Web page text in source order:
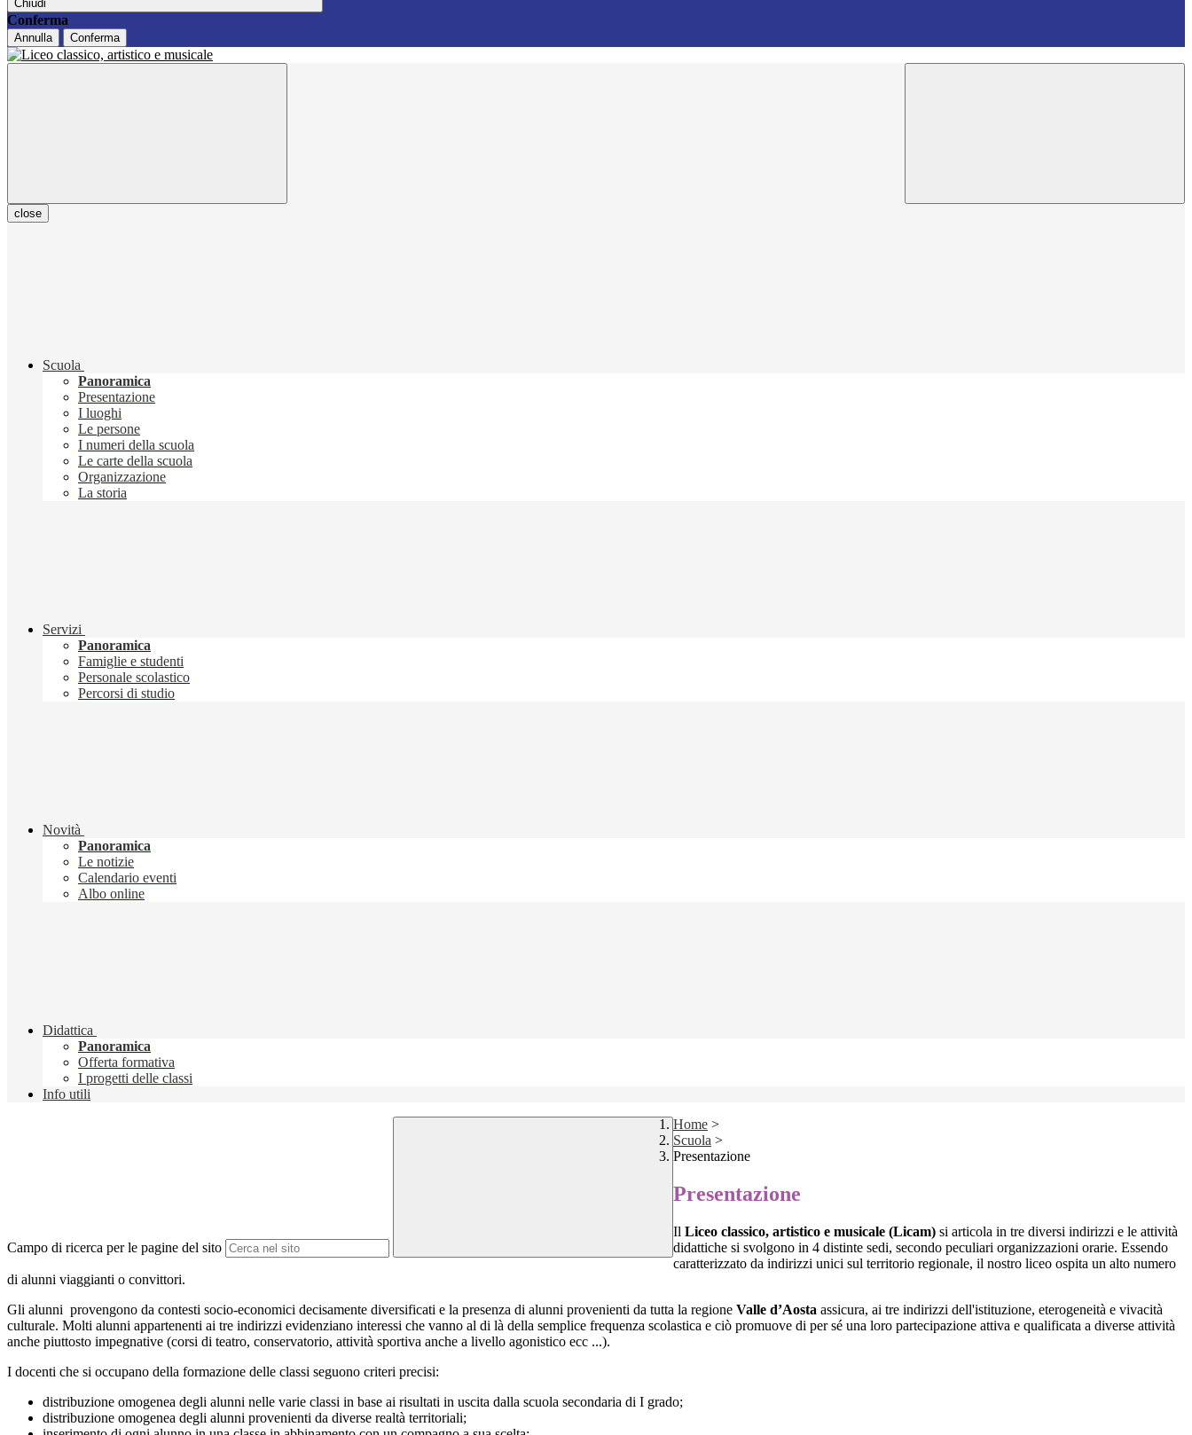
Chiudi
Conferma
Annulla Conferma
close
Scuola
Panoramica
Presentazione
I luoghi
Le persone
I numeri della scuola
Le carte della scuola
Organizzazione
La storia
Servizi
Panoramica
Famiglie e studenti
Personale scolastico
Percorsi di studio
Novità
Panoramica
Le notizie
Calendario eventi
Albo online
Didattica
Panoramica
Offerta formativa
I progetti delle classi
Info utili
Campo di ricerca per le pagine del sito
Home >
Scuola >
Presentazione
Presentazione
Il Liceo classico, artistico e musicale (Licam) si articola in tre diversi indirizzi e le attività
didattiche si svolgono in 4 distinte sedi, secondo peculiari organizzazioni orarie. Essendo
caratterizzato da indirizzi unici sul territorio regionale, il nostro liceo ospita un alto numero
di alunni viaggianti o convittori.
Gli alunni provengono da contesti socio-economici decisamente diversificati e la presenza di alunni provenienti da tutta la regione Valle d’Aosta assicura, ai tre indirizzi dell'istituzione, eterogeneità e vivacità
culturale. Molti alunni appartenenti ai tre indirizzi evidenziano interessi che vanno al di là della semplice frequenza scolastica e ciò promuove di per sé una loro partecipazione attiva e qualificata a diverse attività
anche piuttosto impegnative (corsi di teatro, conservatorio, attività sportiva anche a livello agonistico ecc ...).
I docenti che si occupano della formazione delle classi seguono criteri precisi:
distribuzione omogenea degli alunni nelle varie classi in base ai risultati in uscita dalla scuola secondaria di I grado;
distribuzione omogenea degli alunni provenienti da diverse realtà territoriali;